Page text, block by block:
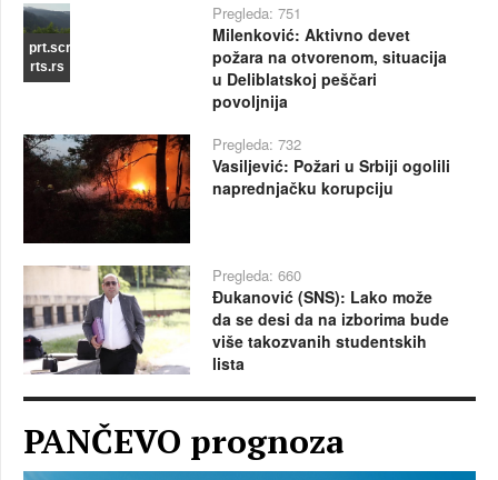
prt.scr
rts.rs
Pregleda: 751
Milenković: Aktivno devet
požara na otvorenom, situacija
u Deliblatskoj peščari
povoljnija
Pregleda: 732
Vasiljević: Požari u Srbiji ogolili
naprednjačku korupciju
Pregleda: 660
Đukanović (SNS): Lako može
da se desi da na izborima bude
više takozvanih studentskih
lista
PANČEVO prognoza